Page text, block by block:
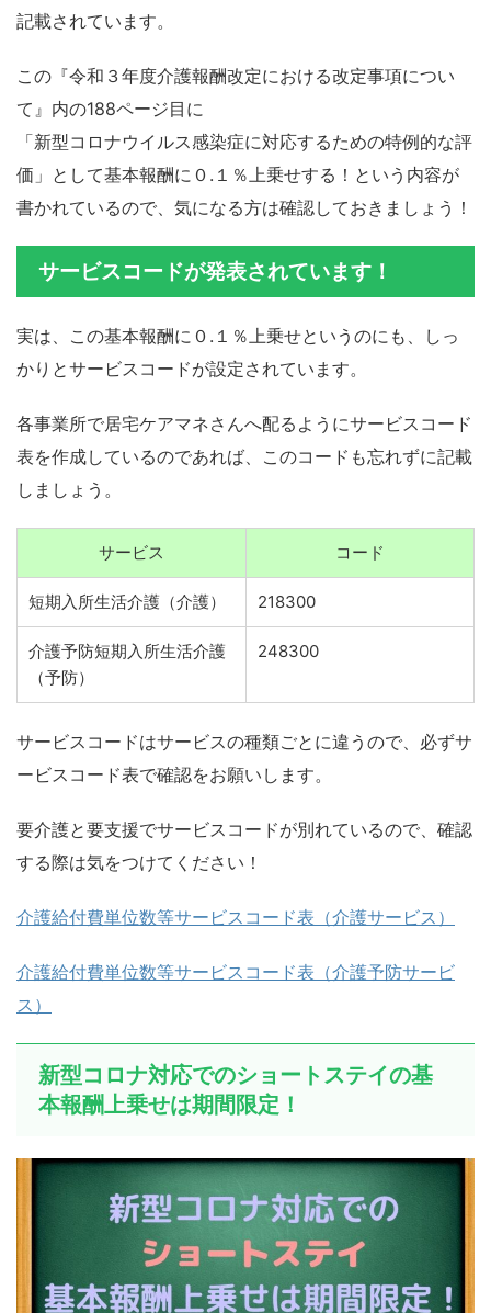
記載されています。
この『令和３年度介護報酬改定における改定事項につい
て』内の188ページ目に
「新型コロナウイルス感染症に対応するための特例的な評
価」として基本報酬に０.１％上乗せする！という内容が
書かれているので、気になる方は確認しておきましょう！
サービスコードが発表されています！
実は、この基本報酬に０.１％上乗せというのにも、しっ
かりとサービスコードが設定されています。
各事業所で居宅ケアマネさんへ配るようにサービスコード
表を作成しているのであれば、このコードも忘れずに記載
しましょう。
サービス コード
短期入所生活介護（介護） 218300
介護予防短期入所生活介護
（予防）
248300
サービスコードはサービスの種類ごとに違うので、必ずサ
ービスコード表で確認をお願いします。
要介護と要支援でサービスコードが別れているので、確認
する際は気をつけてください！
介護給付費単位数等サービスコード表（介護サービス）
介護給付費単位数等サービスコード表（介護予防サービ
ス）
新型コロナ対応でのショートステイの基
本報酬上乗せは期間限定！